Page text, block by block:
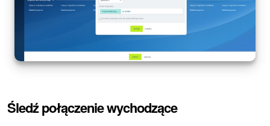
Śledź połączenie wychodzące